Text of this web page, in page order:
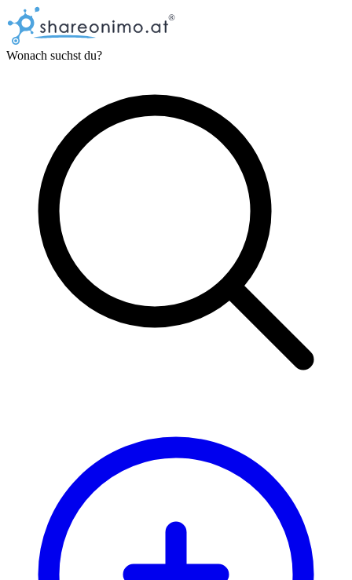
Wonach suchst du?